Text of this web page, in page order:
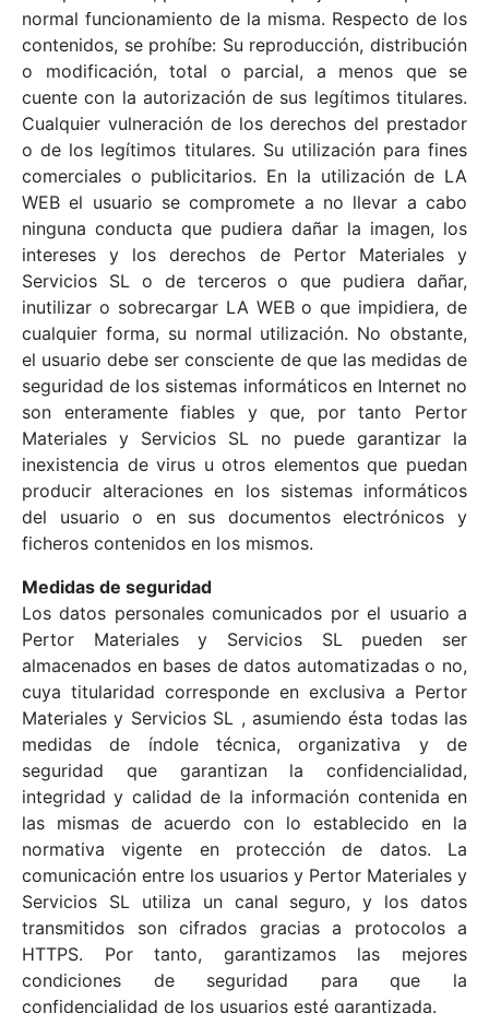
normal funcionamiento de la misma. Respecto de los
contenidos, se prohíbe: Su reproducción, distribución
o modificación, total o parcial, a menos que se
cuente con la autorización de sus legítimos titulares.
Cualquier vulneración de los derechos del prestador
o de los legítimos titulares. Su utilización para fines
comerciales o publicitarios. En la utilización de LA
WEB el usuario se compromete a no llevar a cabo
ninguna conducta que pudiera dañar la imagen, los
intereses y los derechos de Pertor Materiales y
Servicios SL o de terceros o que pudiera dañar,
inutilizar o sobrecargar LA WEB o que impidiera, de
cualquier forma, su normal utilización. No obstante,
el usuario debe ser consciente de que las medidas de
seguridad de los sistemas informáticos en Internet no
son enteramente fiables y que, por tanto Pertor
Materiales y Servicios SL no puede garantizar la
inexistencia de virus u otros elementos que puedan
producir alteraciones en los sistemas informáticos
del usuario o en sus documentos electrónicos y
ficheros contenidos en los mismos.
Medidas de seguridad
Los datos personales comunicados por el usuario a
Pertor Materiales y Servicios SL pueden ser
almacenados en bases de datos automatizadas o no,
cuya titularidad corresponde en exclusiva a Pertor
Materiales y Servicios SL , asumiendo ésta todas las
medidas de índole técnica, organizativa y de
seguridad que garantizan la confidencialidad,
integridad y calidad de la información contenida en
las mismas de acuerdo con lo establecido en la
normativa vigente en protección de datos. La
comunicación entre los usuarios y Pertor Materiales y
Servicios SL utiliza un canal seguro, y los datos
transmitidos son cifrados gracias a protocolos a
HTTPS. Por tanto, garantizamos las mejores
condiciones de seguridad para que la
confidencialidad de los usuarios esté garantizada.